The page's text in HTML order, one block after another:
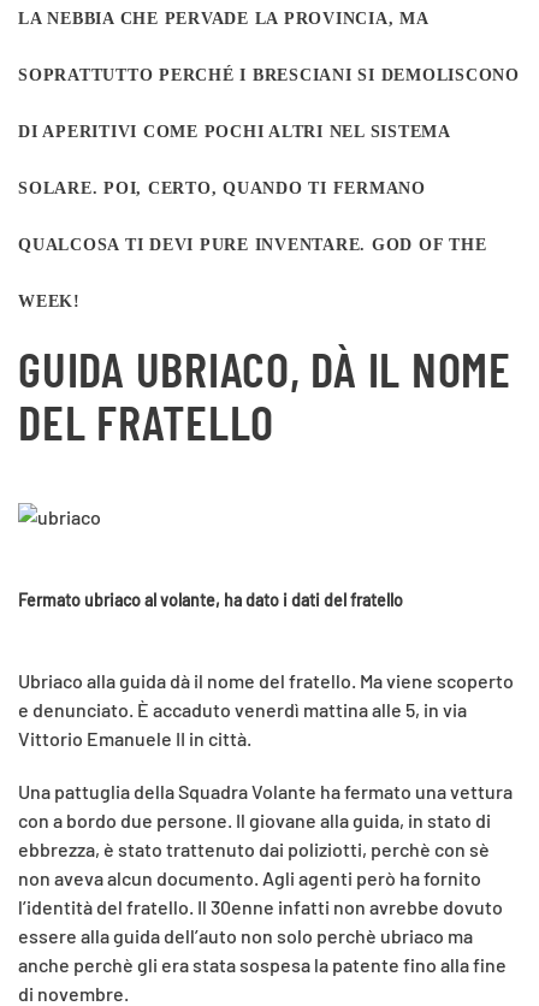
LA NEBBIA CHE PERVADE LA PROVINCIA, MA
SOPRATTUTTO PERCHÉ I BRESCIANI SI DEMOLISCONO
DI APERITIVI COME POCHI ALTRI NEL SISTEMA
SOLARE. POI, CERTO, QUANDO TI FERMANO
QUALCOSA TI DEVI PURE INVENTARE. GOD OF THE
WEEK!
GUIDA UBRIACO, DÀ IL NOME
DEL FRATELLO
Fermato ubriaco al volante, ha dato i dati del fratello
Ubriaco alla guida dà il nome del fratello. Ma viene scoperto
e denunciato. È accaduto venerdì mattina alle 5, in via
Vittorio Emanuele II in città.
Una pattuglia della Squadra Volante ha fermato una vettura
con a bordo due persone. Il giovane alla guida, in stato di
ebbrezza, è stato trattenuto dai poliziotti, perchè con sè
non aveva alcun documento. Agli agenti però ha fornito
l’identità del fratello. Il 30enne infatti non avrebbe dovuto
essere alla guida dell’auto non solo perchè ubriaco ma
anche perchè gli era stata sospesa la patente fino alla fine
di novembre.